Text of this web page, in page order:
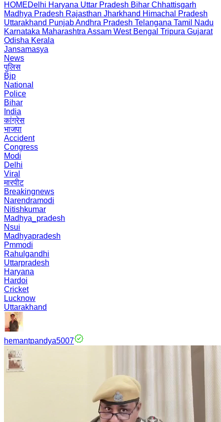
HOMEDelhi Haryana Uttar Pradesh Bihar Chhattisgarh
Madhya Pradesh Rajasthan Jharkhand Himachal Pradesh
Uttarakhand PunjabAndhra Pradesh Telangana Tamil Nadu
Karnataka Maharashtra Assam West Bengal Tripura Gujarat
Odisha Kerala
Jansamasya
News
पुलिस
Bjp
National
Police
Bihar
India
कांग्रेस
भाजपा
Accident
Congress
Modi
Delhi
Viral
मारपीट
Breakingnews
Narendramodi
Nitishkumar
Madhya_pradesh
Nsui
Madhyapradesh
Pmmodi
Rahulgandhi
Uttarpradesh
Haryana
Hardoi
Cricket
Lucknow
Uttarakhand
hemantpandya5007